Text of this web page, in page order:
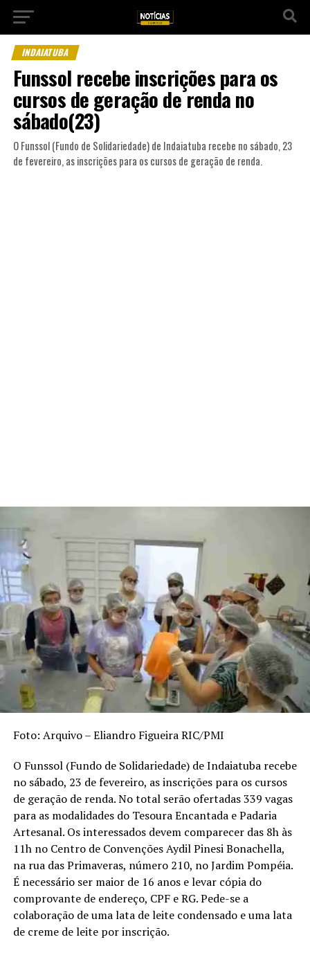
INDAIATUBA
Funssol recebe inscrições para os
cursos de geração de renda no
sábado(23)
O Funssol (Fundo de Solidariedade) de Indaiatuba recebe no sábado, 23
de fevereiro, as inscrições para os cursos de geração de renda.
Foto: Arquivo – Eliandro Figueira RIC/PMI
O Funssol (Fundo de Solidariedade) de Indaiatuba recebe
no sábado, 23 de fevereiro, as inscrições para os cursos
de geração de renda. No total serão ofertadas 339 vagas
para as modalidades do Tesoura Encantada e Padaria
Artesanal. Os interessados devem comparecer das 8h às
11h no Centro de Convenções Aydil Pinesi Bonachella,
na rua das Primaveras, número 210, no Jardim Pompéia.
É necessário ser maior de 16 anos e levar cópia do
comprovante de endereço, CPF e RG. Pede-se a
colaboração de uma lata de leite condensado e uma lata
de creme de leite por inscrição.